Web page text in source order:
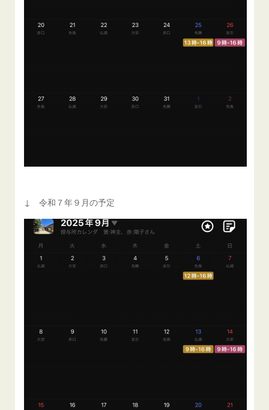
↓ 令和７年９月の予定